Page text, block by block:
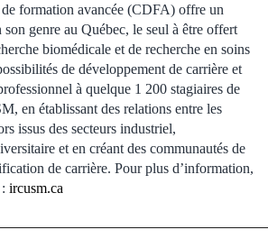
formation avancée (CDFA) offre un
genre au Québec, le seul à être offert
biomédicale et de recherche en soins
de développement de carrière et
à quelque 1 200 stagiaires de
en établissant des relations entre les
issus des secteurs industriel,
et en créant des communautés de
de carrière. Pour plus d’information,
ircusm.ca